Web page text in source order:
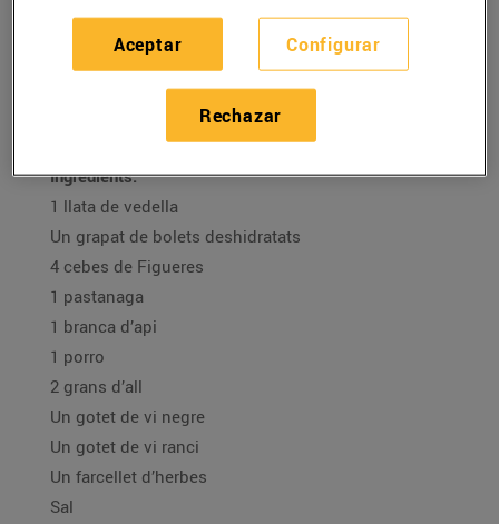
Llata de vedella amb
bolets
Ingredients:
1 llata de vedella
Un grapat de bolets deshidratats
4 cebes de Figueres
1 pastanaga
1 branca d’api
1 porro
2 grans d’all
Un gotet de vi negre
Un gotet de vi ranci
Un farcellet d’herbes
Sal
Configurar
Rechazar
Aceptar